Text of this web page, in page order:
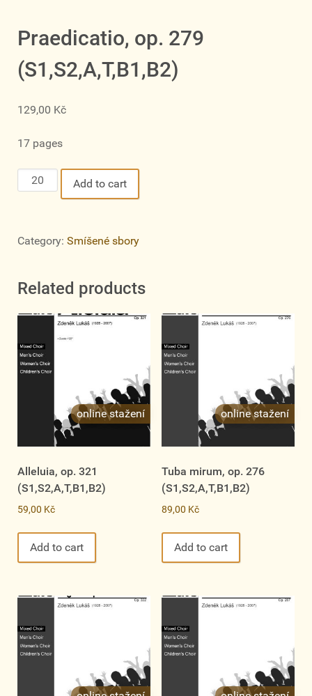
Praedicatio, op. 279
(S1,S2,A,T,B1,B2)
129,00 Kč
17 pages
Praedicatio,
op.
quantity
Add to cart
Category: Smíšené sbory
Related products
Alleluia, op. 321
(S1,S2,A,T,B1,B2)
59,00 Kč
Add to cart
Tuba mirum, op. 276
(S1,S2,A,T,B1,B2)
89,00 Kč
Add to cart